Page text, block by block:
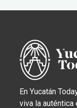
En Yucatán
viva la auténtica